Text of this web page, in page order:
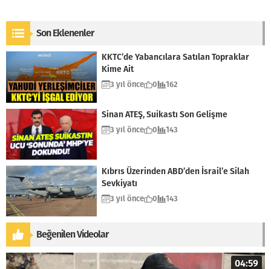
Son Eklenenler
KKTC’de Yabancılara Satılan Topraklar
Kime Ait
3 yıl önce 0 162
Sinan ATEŞ, Suikastı Son Gelişme
3 yıl önce 0 143
Kıbrıs Üzerinden ABD’den İsrail’e Silah
Sevkiyatı
3 yıl önce 0 143
Beğenilen Videolar
04:59